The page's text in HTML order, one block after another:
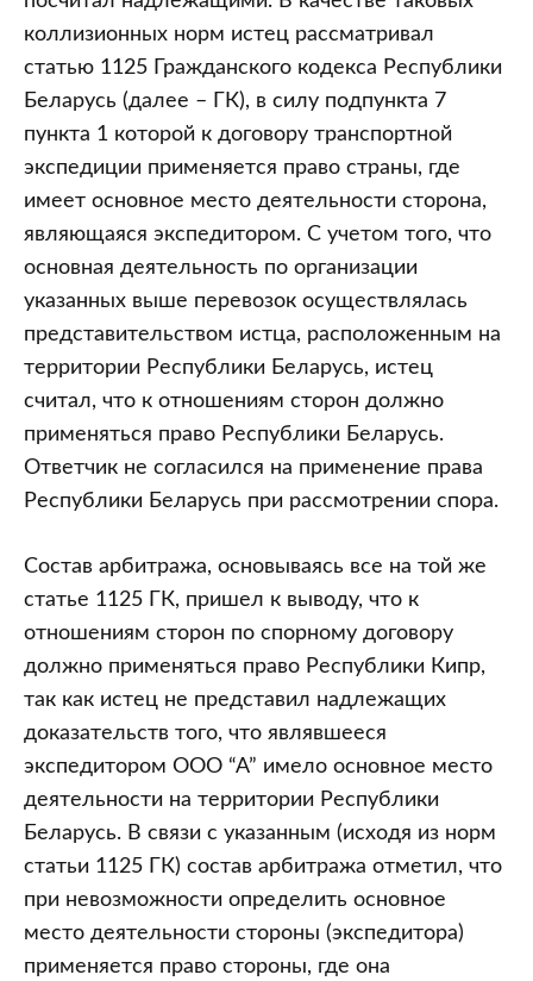
коллизионных норм истец рассматривал
статью 1125 Гражданского кодекса Республики
Беларусь (далее – ГК), в силу подпункта 7
пункта 1 которой к договору транспортной
экспедиции применяется право страны, где
имеет основное место деятельности сторона,
являющаяся экспедитором. С учетом того, что
основная деятельность по организации
указанных выше перевозок осуществлялась
представительством истца, расположенным на
территории Республики Беларусь, истец
считал, что к отношениям сторон должно
применяться право Республики Беларусь.
Ответчик не согласился на применение права
Республики Беларусь при рассмотрении спора.
Состав арбитража, основываясь все на той же
статье 1125 ГК, пришел к выводу, что к
отношениям сторон по спорному договору
должно применяться право Республики Кипр,
так как истец не представил надлежащих
доказательств того, что являвшееся
экспедитором ООО “А” имело основное место
деятельности на территории Республики
Беларусь. В связи с указанным (исходя из норм
статьи 1125 ГК) состав арбитража отметил, что
при невозможности определить основное
место деятельности стороны (экспедитора)
применяется право стороны, где она